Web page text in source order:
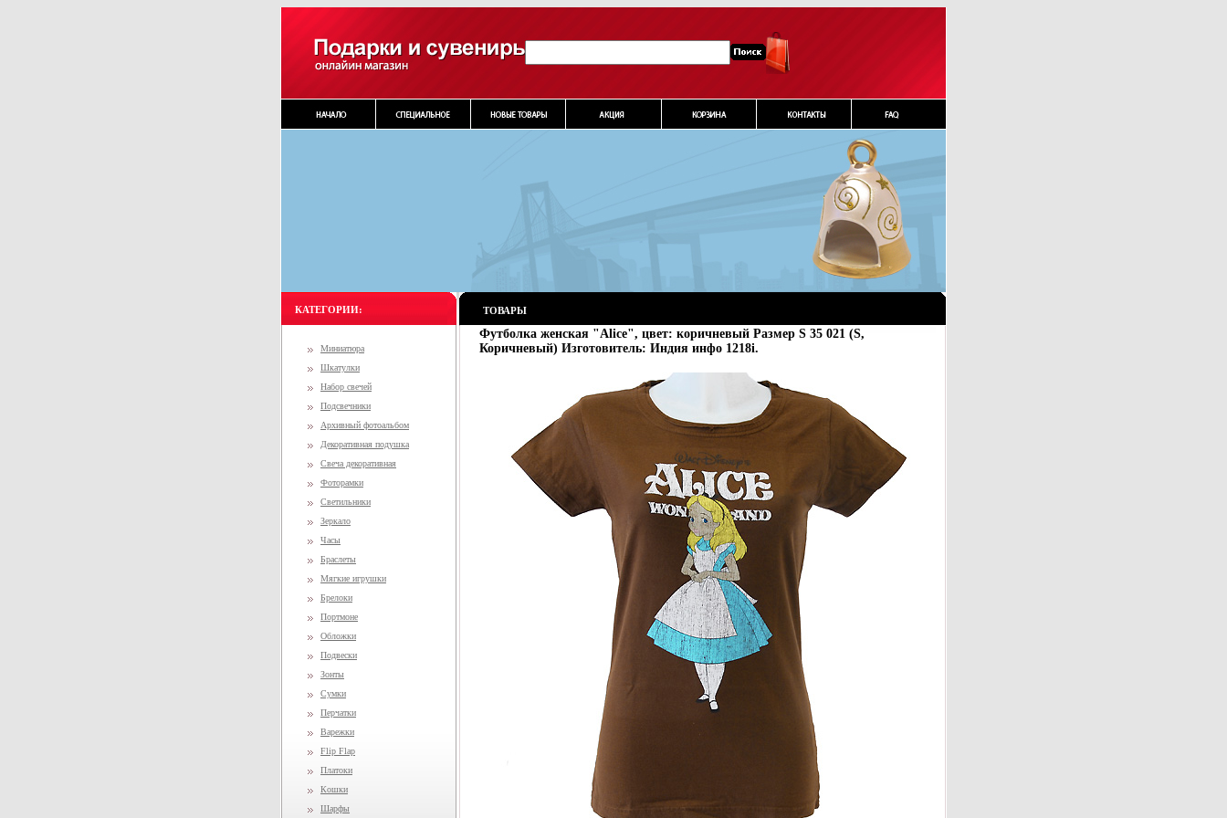
КАТЕГОРИИ:
Миниатюра
Шкатулки
Набор свечей
Подсвечники
Архивный фотоальбом
Декоративная подушка
Свеча декоративная
Фоторамки
Светильники
Зеркало
Часы
Браслеты
Мягкие игрушки
Брелоки
Портмоне
Обложки
Подвески
Зонты
Сумки
Перчатки
Варежки
Flip Flap
Платоки
Кошки
Шарфы
ТОВАРЫ
Футболка женская "Alice", цвет: коричневый Размер S 35 021 (S,
Коричневый) Изготовитель: Индия инфо 1218i.